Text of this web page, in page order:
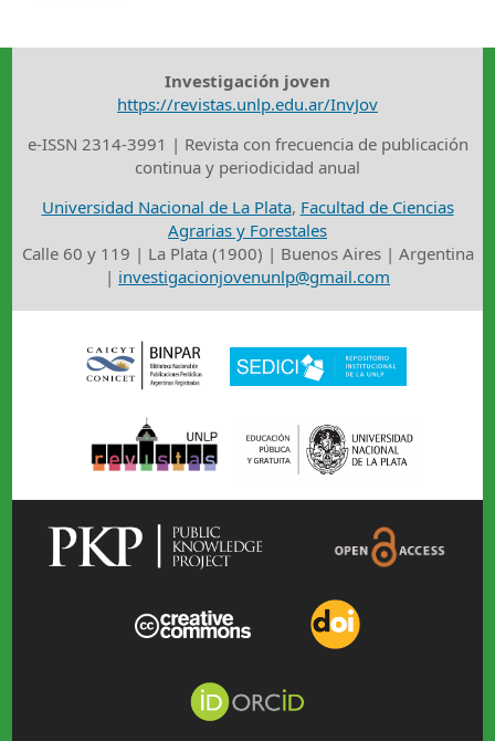
Investigación joven
https://revistas.unlp.edu.ar/InvJov
e-ISSN 2314-3991 | Revista con frecuencia de publicación
continua y periodicidad anual
Universidad Nacional de La Plata, Facultad de Ciencias
Agrarias y Forestales
Calle 60 y 119 | La Plata (1900) | Buenos Aires | Argentina
| investigacionjovenunlp@gmail.com